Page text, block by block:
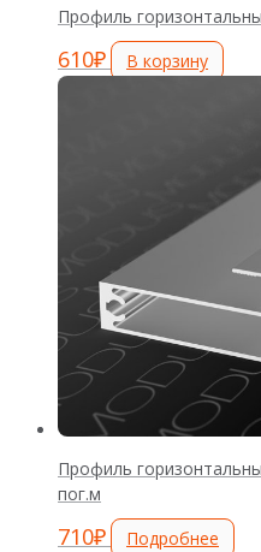
Профиль
610₽ В корзину
Профиль
пог.м
710₽ Подробнее